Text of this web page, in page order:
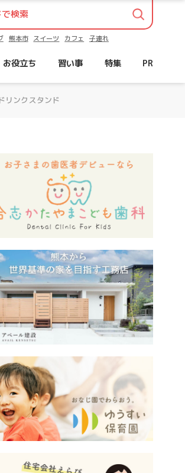
熊本市 スイーツ カフェ 子連れ
お役立ち 習い事 特集 PR
リンクスタンド